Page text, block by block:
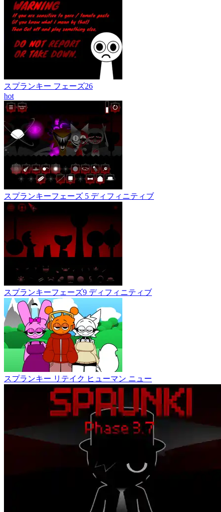
スプランキー フェーズ26
hot
スプランキーフェーズ 5 ディフィニティブ
スプランキーフェーズ9 ディフィニティブ
スプランキー リテイク ヒューマン ニュー